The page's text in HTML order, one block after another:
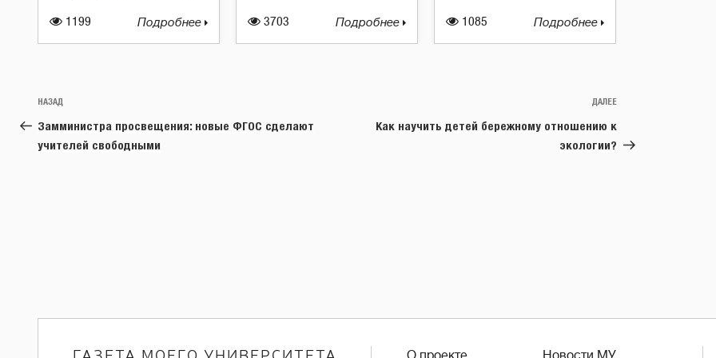
1199 Подробнее 3703 Подробнее 1085 Подробнее
Навигация
по
записям
Предыдущая
запись:
НАЗАД
Замминистра просвещения: новые ФГОС сделают
учителей свободными
Следующая
запись
ДАЛЕЕ
Как научить детей бережному отношению к
экологии?